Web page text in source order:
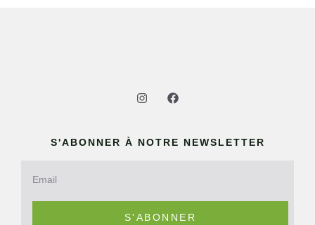
S'ABONNER À NOTRE NEWSLETTER
S'ABONNER